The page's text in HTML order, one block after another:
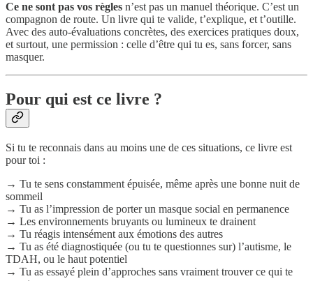
Ce ne sont pas vos règles n’est pas un manuel théorique. C’est un
compagnon de route. Un livre qui te valide, t’explique, et t’outille.
Avec des auto-évaluations concrètes, des exercices pratiques doux,
et surtout, une permission : celle d’être qui tu es, sans forcer, sans
masquer.
Pour qui est ce livre ?
Si tu te reconnais dans au moins une de ces situations, ce livre est
pour toi :
→ Tu te sens constamment épuisée, même après une bonne nuit de
sommeil
→ Tu as l’impression de porter un masque social en permanence
→ Les environnements bruyants ou lumineux te drainent
→ Tu réagis intensément aux émotions des autres
→ Tu as été diagnostiquée (ou tu te questionnes sur) l’autisme, le
TDAH, ou le haut potentiel
→ Tu as essayé plein d’approches sans vraiment trouver ce qui te